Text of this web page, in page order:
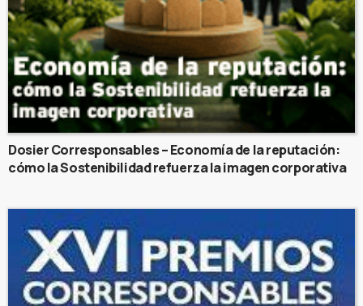
Dosier Corresponsables – Economía de la reputación:
cómo la Sostenibilidad refuerza la imagen corporativa